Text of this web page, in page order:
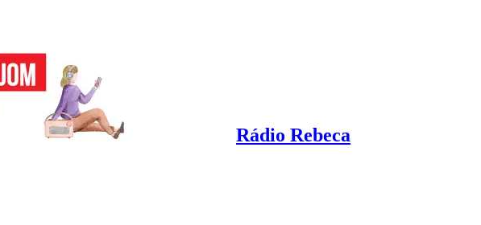
Rádio Rebeca